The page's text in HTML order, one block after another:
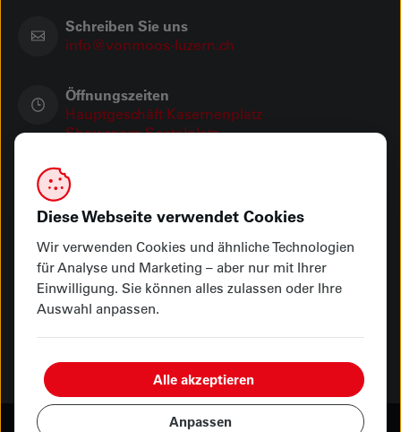
Schreiben Sie uns
info@vonmoos-luzern.ch
Öffnungszeiten
Hauptgeschäft Kasernenplatz
Showroom Seetalplatz
Ihre Zahlungsmöglichkeiten
Abholung oder Lieferung
Diese Webseite verwendet Cookies
Wir verwenden Cookies und ähnliche Technologien
für Analyse und Marketing – aber nur mit Ihrer
Einwilligung. Sie können alles zulassen oder Ihre
Auswahl anpassen.
Anpassen
Alle akzeptieren